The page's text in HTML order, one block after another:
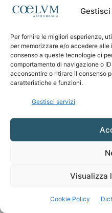
Gestisci
Per fornire le migliori esperienze,
per memorizzare e/o accedere
consenso a queste tecnologie ci
comportamento di navigazione o
acconsentire o ritirare il consenso
caratteristiche e funzioni.
Gestisci servizi
Visualizza
Cookie Policy
Contattaci: